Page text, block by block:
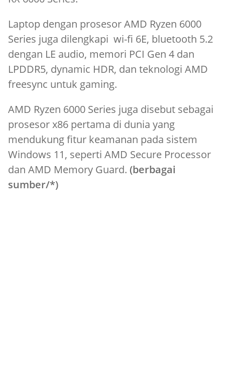
Laptop dengan prosesor AMD Ryzen 6000
Series juga dilengkapi wi-fi 6E, bluetooth 5.2
dengan LE audio, memori PCI Gen 4 dan
LPDDR5, dynamic HDR, dan teknologi AMD
freesync untuk gaming.
AMD Ryzen 6000 Series juga disebut sebagai
prosesor x86 pertama di dunia yang
mendukung fitur keamanan pada sistem
Windows 11, seperti AMD Secure Processor
dan AMD Memory Guard. (berbagai
sumber/*)